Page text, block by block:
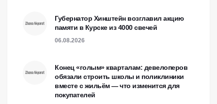
Губернатор Хинштейн возглавил акцию
памяти в Курске из 4000 свечей
06.08.2026
Конец «голым» кварталам: девелоперов
обязали строить школы и поликлиники
вместе с жильём — что изменится для
покупателей